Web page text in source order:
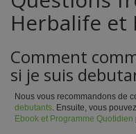
Herbalife et
Comment
si je suis
Nous vous recommandons de
debutants. Ensuite, vous
Ebook et Programme Quotidien